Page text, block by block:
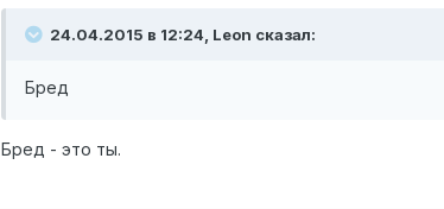
24.04.2015 в 12:24, Leon сказал:
Бред
Бред - это ты.